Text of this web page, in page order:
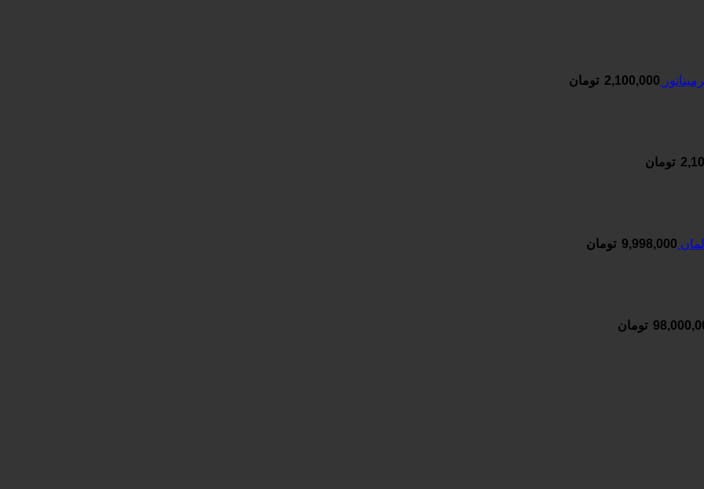
2,100,000 تومان
تومان
9,998,000 تومان
تومان